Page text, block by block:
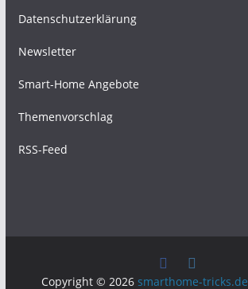
Datenschutzerklärung
Newsletter
Smart-Home Angebote
Themenvorschlag
RSS-Feed
Copyright © 2026 smarthome-tricks.de